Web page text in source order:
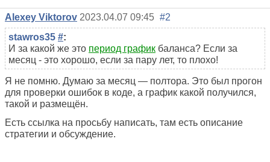
Alexey Viktorov 2023.04.07 09:45 #2
stawros35 #:
И за какой же это период график баланса? Если за
месяц - это хорошо, если за пару лет, то плохо!
Я не помню. Думаю за месяц — полтора. Это был прогон
для проверки ошибок в коде, а график какой получился,
такой и размещён.
Есть ссылка на просьбу написать, там есть описание
стратегии и обсуждение.